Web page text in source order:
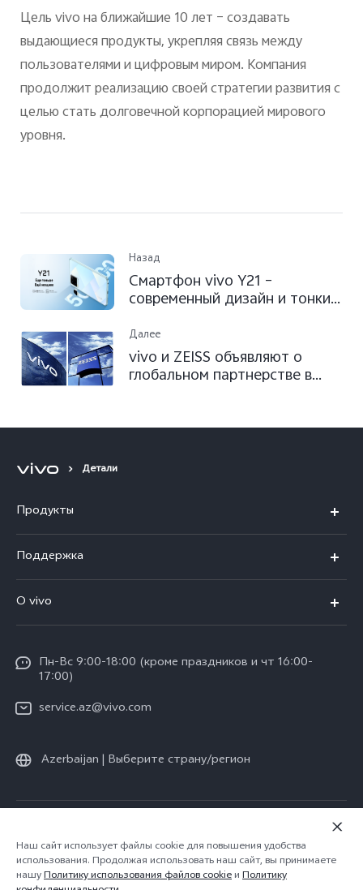
Цель vivo на ближайшие 10 лет – создавать
выдающиеся продукты, укрепляя связь между
пользователями и цифровым миром. Компания
продолжит реализацию своей стратегии развития с
целью стать долговечной корпорацией мирового
уровня.
Назад
Смартфон vivo Y21 –
современный дизайн и тонкий
Далее
vivo и ZEISS объявляют о
глобальном партнерстве в
Детали
Продукты
V30e 5G
V29 5G
Y100 4G
Y27s
Поддержка
Funtouch OS
Сервисные центры
IMEI аутентификация
Обновление системы
Запрос хода ремонта
О vivo
Пресс-центр
Юридическая информация
Стабильность
Центр конфиденциальности vivo
Пн-Вс 9:00-18:00 (кроме праздников и чт 16:00-
17:00)
service.az@vivo.com
Azerbaijan | Выберите страну/регион
Политика конфиденциальности |
Политика vivo в отношении файлов cookie |
Поддержки конфиденциальности
Наш сайт использует файлы cookie для повышения удобства
использования. Продолжая использовать наш сайт, вы принимаете
нашуПолитику использования файлов cookieиПолитику